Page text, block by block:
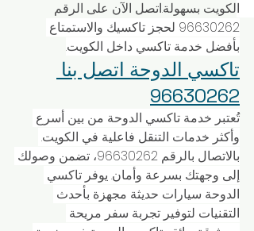
الكويت بسهولة.اتصل الآن على الرقم
96630262 لحجز تاكسيك والاستمتاع
بأفضل خدمة تاكسي داخل الكويت.
تاكسي الدوحة اتصل بنا
96630262
تُعتبر خدمة تاكسي الدوحة من بين أسرع
وأكثر خدمات التنقل فاعلية في الكويت.
بالاتصال بالرقم 96630262، تضمن وصولك
إلى وجهتك بسرعة وأمان. يوفر تاكسي
الدوحة سيارات حديثة مجهزة بأحدث
التقنيات لتوفير تجربة سفر مريحة